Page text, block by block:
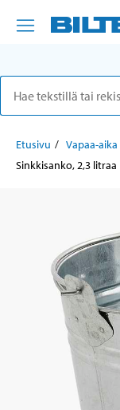
Etusivu Vapaa-aika
Sinkkisanko, 2,3 litraa